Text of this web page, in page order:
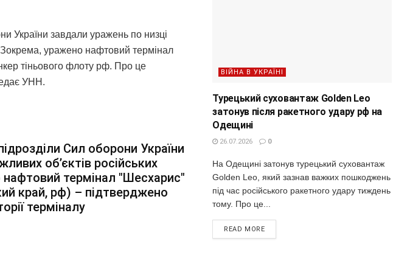
України завдали уражень по низці
Зокрема, уражено нафтовий термінал
тіньового флоту рф. Про це
УНН.
Сил оборони України
об’єктів російських
термінал "Шесхарис"
край, рф) – підтверджено
терміналу
ВІЙНА В УКРАЇНІ
Турецький суховантаж Golden Leo
затонув після ракетного удару рф на
Одещині
26.07.2026 0
На Одещині затонув турецький суховантаж
Golden Leo, який зазнав важких пошкоджень
під час російського ракетного удару тиждень
тому. Про це...
READ MORE